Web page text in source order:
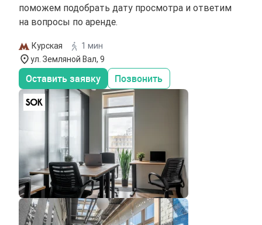
поможем подобрать дату просмотра и ответим
на вопросы по аренде.
Курская
1 мин
ул. Земляной Вал, 9
Оставить заявку Позвонить